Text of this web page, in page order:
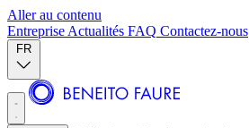
Aller au contenu
Entreprise Actualités FAQ Contactez-nous
FR